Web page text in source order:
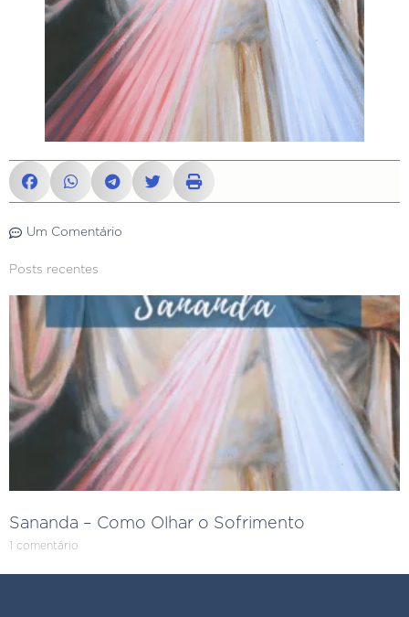
Um Comentário
Posts recentes
Sananda – Como Olhar o Sofrimento
1 comentário